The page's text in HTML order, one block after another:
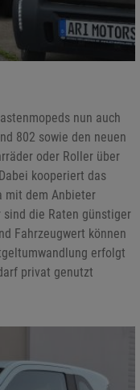
nun auch
802 sowie den neuen
oder Roller über
kooperiert das
mit dem Anbieter
die Raten günstiger
Fahrzeugwert können
erfolgt
privat genutzt